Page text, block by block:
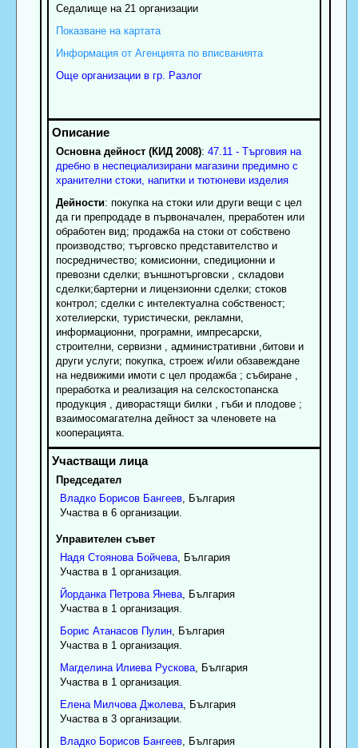
Седалище на 21 организации
Показване на картата
Информация от Агенцията по вписванията
Още организации в гр. Разлог
Основна дейност (КИД 2008): 47.11 - Търговия на
дребно в неспециализирани магазини предимно с
хранителни стоки, напитки и тютюневи изделия
Дейности: покупка на стоки или други вещи с цел
да ги препродаде в първоначален, преработен или
обработен вид; продажба на стоки от собствено
производство; търговско представителство и
посредничество; комисионни, спедиционни и
превозни сделки; външнотърговски , складови
сделки;бартерни и лицензионни сделки; стоков
контрол; сделки с интелектуална собственост;
хотелиерски, туристически, рекламни,
информационни, програмни, импресарски,
строителни, сервизни , административни ,битови и
други услуги; покупка, строеж и/или обзавеждане
на недвижими имоти с цел продажба ; събиране ,
преработка и реализация на селскостопанска
продукция , диворастящи билки , гъби и плодове ;
взаимосомагателна дейност за членовете на
кооперацията.
Председател
Владко Борисов Бангеев, България
Участва в 6 организации.
Управителен съвет
Надя Стоянова Бойчева, България
Участва в 1 организация.
Йорданка Петрова Янева, България
Участва в 1 организация.
Борис Атанасов Пулин, България
Участва в 1 организация.
Магделина Илиева Рускова, България
Участва в 1 организация.
Елена Милчова Джолева, България
Участва в 3 организации.
Владко Борисов Бангеев, България